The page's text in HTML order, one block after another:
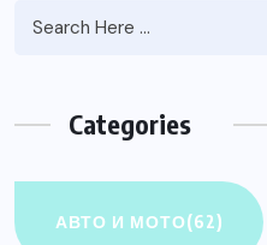
Categories
АВТО И МОТО(62)